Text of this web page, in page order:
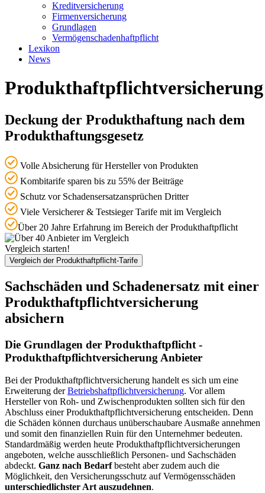
Kreditversicherung
Firmenversicherung
Grundlagen
Vermögenschadenhaftpflicht
Lexikon
News
Produkthaftpflichtversicherung
Deckung der Produkthaftung nach dem
Produkthaftungsgesetz
Volle Absicherung für Hersteller von Produkten
Kombitarife sparen bis zu 55% der Beiträge
Schutz vor Schadensersatzansprüchen Dritter
Viele Versicherer & Testsieger Tarife mit im Vergleich
Über 20 Jahre Erfahrung im Bereich der Produkthaftpflicht
Vergleich starten!
Vergleich der Produkthaftpflicht-Tarife
Sachschäden und Schadenersatz mit einer
Produkthaftpflichtversicherung
absichern
Die Grundlagen der Produkthaftpflicht -
Produkthaftpflichtversicherung Anbieter
Bei der Produkthaftpflichtversicherung handelt es sich um eine
Erweiterung derBetriebshaftpflichtversicherung. Vor allem
Hersteller von Roh- und Zwischenprodukten sollten sich für den
Abschluss einer Produkthaftpflichtversicherung entscheiden. Denn
die Schäden können durchaus unüberschaubare Ausmaße annehmen
und somit den finanziellen Ruin für den Unternehmer bedeuten.
Standardmäßig werden heute Produkthaftpflichtversicherungen
angeboten, welche ausschließlich Personen- und Sachschäden
abdeckt. Ganz nach Bedarfbesteht aber zudem auch die
Möglichkeit, den Versicherungsschutz auf Vermögensschäden
unterschiedlichster Art auszudehnen.